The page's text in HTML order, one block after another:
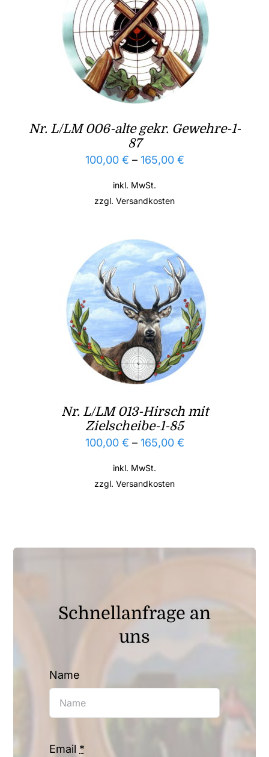
Nr. L/LM 006-alte gekr. Gewehre-1-
87
100,00 € – 165,00 €
inkl. MwSt.
zzgl. Versandkosten
Nr. L/LM 013-Hirsch mit
Zielscheibe-1-85
100,00 € – 165,00 €
inkl. MwSt.
zzgl. Versandkosten
Schnellanfrage an
uns
Name
Email *